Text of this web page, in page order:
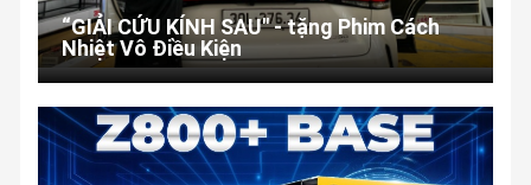
“GIẢI CỨU KÍNH SAU" - tặng Phim Cách
Nhiệt Vô Điều Kiện